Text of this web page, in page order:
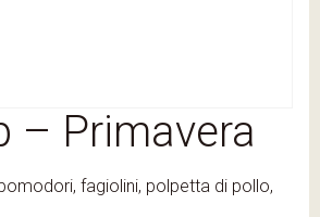
– Primavera
fagiolini, polpetta di pollo,